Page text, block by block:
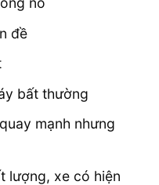
đề
bất thường
mạnh nhưng
lượng, xe có hiện